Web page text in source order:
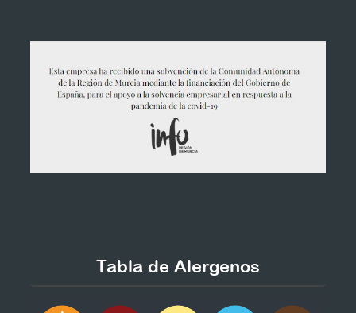
Tabla de Alergenos